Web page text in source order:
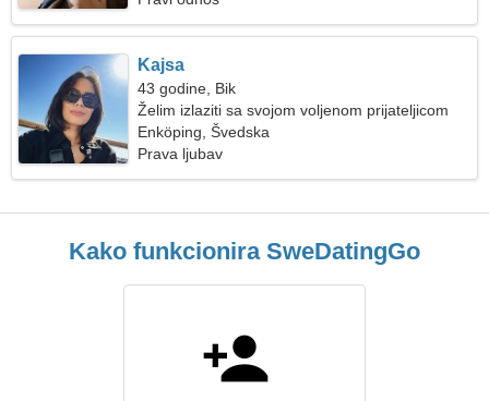
Kajsa
43 godine, Bik
Želim izlaziti sa svojom voljenom prijateljicom
Enköping, Švedska
Prava ljubav
Kako funkcionira SweDatingGo